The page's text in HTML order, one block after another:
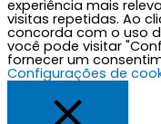
e
b
experiência mais
visitas repetidas. Ao
concorda com o uso
você pode visitar
fornecer um
Configurações de